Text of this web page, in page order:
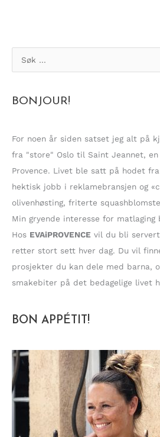
ø
e
t
e
r
:
BONJOUR!
For noen år siden satset jeg alt på
fra "store" Oslo til Saint Jeannet,
Provence. Livet ble satt på hodet
hektisk jobb i reklamebransjen og
olivenhøsting, friterte
Min gryende interesse for
Hos EVAiPROVENCE vil du bli servert
retter stort sett hver dag. Du vil
prosjekter du kan dele med barna,
smakebiter på det bedagelige livet
BON APPÉTIT!